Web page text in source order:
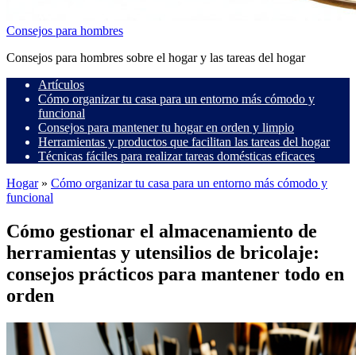
Consejos para hombres
Consejos para hombres sobre el hogar y las tareas del hogar
Artículos
Cómo organizar tu casa para un entorno más cómodo y
funcional
Consejos para mantener tu hogar en orden y limpio
Herramientas y productos que facilitan las tareas del hogar
Técnicas fáciles para realizar tareas domésticas eficaces
Hogar» Cómo organizar tu casa para un entorno más cómodo y
funcional
Cómo gestionar el almacenamiento de
herramientas y utensilios de bricolaje:
consejos prácticos para mantener todo en
orden